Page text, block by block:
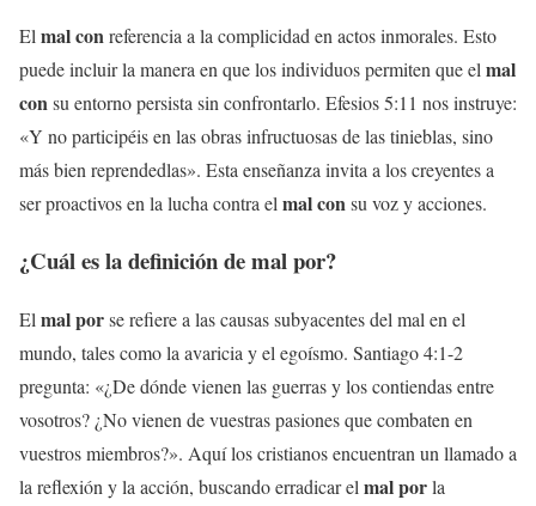
El mal con referencia a la complicidad en actos inmorales. Esto
puede incluir la manera en que los individuos permiten que el mal
con su entorno persista sin confrontarlo. Efesios 5:11 nos instruye:
«Y no participéis en las obras infructuosas de las tinieblas, sino
más bien reprendedlas». Esta enseñanza invita a los creyentes a
ser proactivos en la lucha contra el mal con su voz y acciones.
¿Cuál es la definición demal por?
El mal porse refiere a las causas subyacentes del mal en el
mundo, tales como la avaricia y el egoísmo. Santiago 4:1-2
pregunta: «¿De dónde vienen las guerras y los contiendas entre
vosotros? ¿No vienen de vuestras pasiones que combaten en
vuestros miembros?». Aquí los cristianos encuentran un llamado a
la reflexión y la acción, buscando erradicar el mal porla